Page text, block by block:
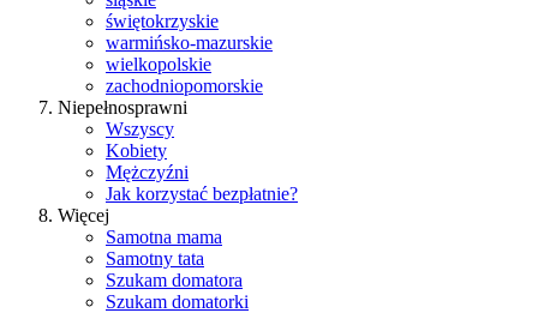
świętokrzyskie
warmińsko-mazurskie
wielkopolskie
zachodniopomorskie
Niepełnosprawni
Wszyscy
Kobiety
Mężczyźni
Jak korzystać bezpłatnie?
Więcej
Samotna mama
Samotny tata
Szukam domatora
Szukam domatorki